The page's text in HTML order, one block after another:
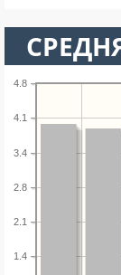
1.4
2.1
2.8
3.4
4.1
4.8